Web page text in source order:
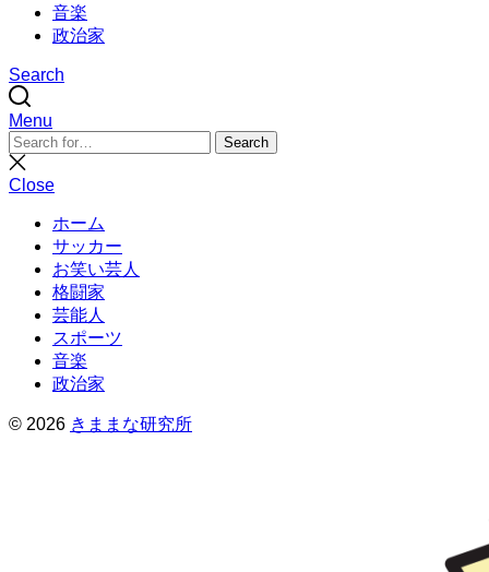
音楽
政治家
Search
Menu
Search
for:
Search
Close
search
Close
ホーム
サッカー
お笑い芸人
格闘家
芸能人
スポーツ
音楽
政治家
© 2026 きままな研究所